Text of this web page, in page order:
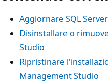
Aggiornare SQL
Disinstallare o
Studio
Ripristinare
Management Studio